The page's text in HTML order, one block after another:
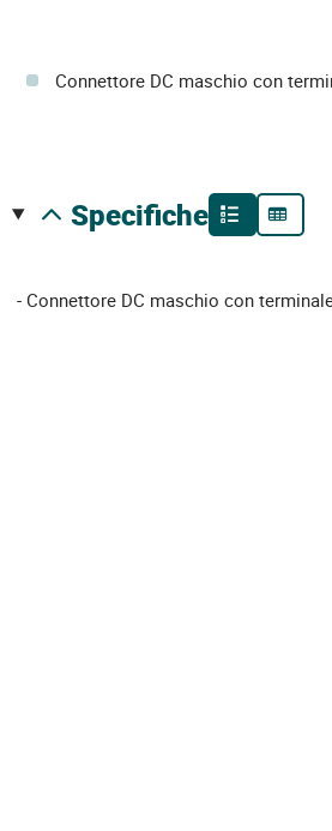
Connettore DC maschio con
specifiche
- Connettore DC maschio con